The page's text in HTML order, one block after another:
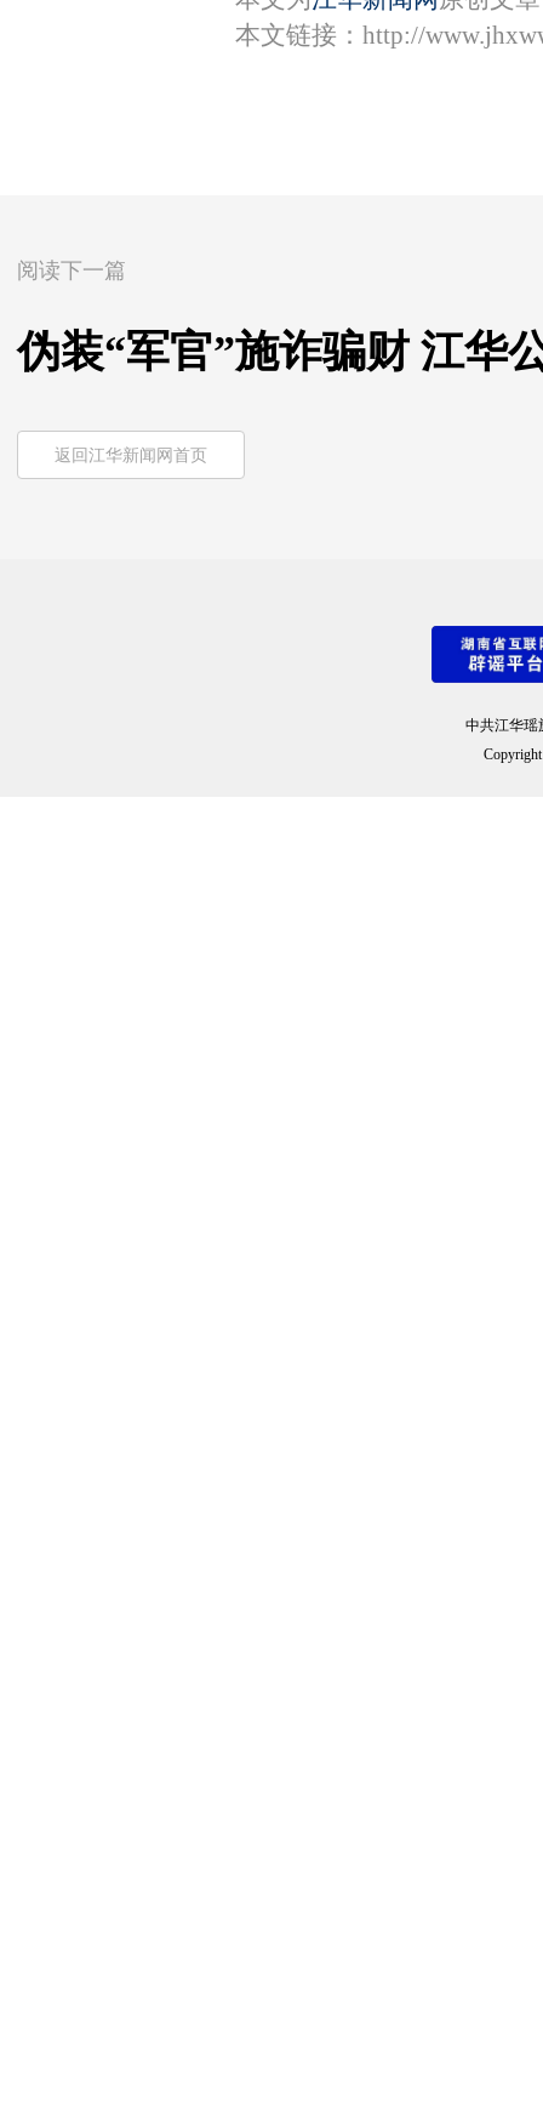
本文链接： http://
阅读下一篇
伪装“军官”施诈骗财 江华
返回江华新闻网首页
中共江华瑶